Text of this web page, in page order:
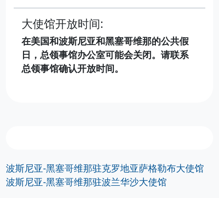
大使馆开放时间:
在美国和波斯尼亚和黑塞哥维那的公共假
日，总领事馆办公室可能会关闭。请联系
总领事馆确认开放时间。
波斯尼亚-黑塞哥维那驻克罗地亚萨格勒布大使馆
波斯尼亚-黑塞哥维那驻波兰华沙大使馆